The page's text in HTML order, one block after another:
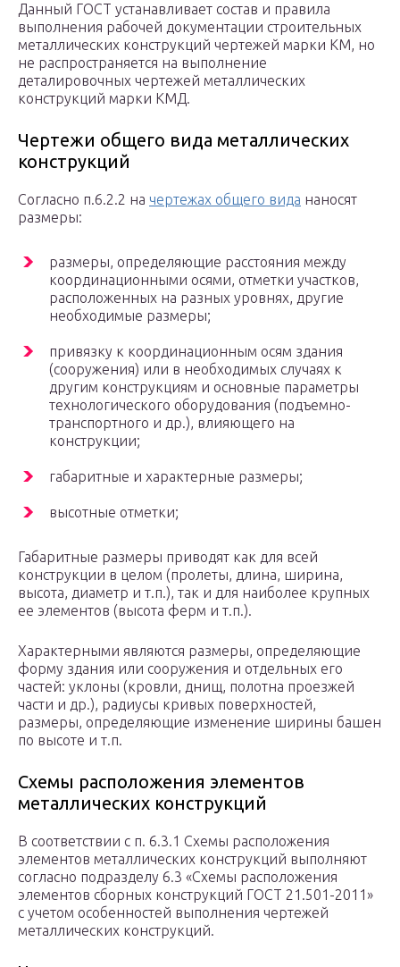
Данный ГОСТ устанавливает состав и правила
выполнения рабочей документации строительных
металлических конструкций чертежей марки КМ, но
не распространяется на выполнение
деталировочных чертежей металлических
конструкций марки КМД.
Чертежи общего вида металлических
конструкций
Согласно п.6.2.2 на чертежах общего вида наносят
размеры:
размеры, определяющие расстояния между
координационными осями, отметки участков,
расположенных на разных уровнях, другие
необходимые размеры;
привязку к координационным осям здания
(сооружения) или в необходимых случаях к
другим конструкциям и основные параметры
технологического оборудования (подъемно-
транспортного и др.), влияющего на
конструкции;
габаритные и характерные размеры;
высотные отметки;
Габаритные размеры приводят как для всей
конструкции в целом (пролеты, длина, ширина,
высота, диаметр и т.п.), так и для наиболее крупных
ее элементов (высота ферм и т.п.).
Характерными являются размеры, определяющие
форму здания или сооружения и отдельных его
частей: уклоны (кровли, днищ, полотна проезжей
части и др.), радиусы кривых поверхностей,
размеры, определяющие изменение ширины башен
по высоте и т.п.
Схемы расположения элементов
металлических конструкций
В соответствии с п. 6.3.1 Схемы расположения
элементов металлических конструкций выполняют
согласно подразделу 6.3 «Схемы расположения
элементов сборных конструкций ГОСТ 21.501-2011»
с учетом особенностей выполнения чертежей
металлических конструкций.